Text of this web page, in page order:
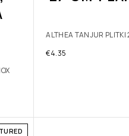
ALTHEA TANJUR PLITKI
€4.35